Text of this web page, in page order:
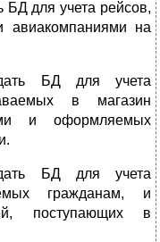
БД для учета рейсов,
авиакомпаниями на
БД для учета
в магазин
и оформляемых
БД для учета
гражданам, и
поступающих в